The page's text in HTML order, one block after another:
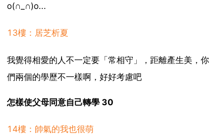
o(∩_∩)o...
13樓：居芝析夏
我覺得相愛的人不一定要「常相守」，距離產生美，你
們兩個的學歷不一樣啊，好好考慮吧
怎樣使父母同意自己轉學 30
14樓：帥氣的我也很萌